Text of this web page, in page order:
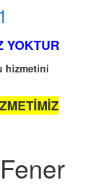
YOKTUR
hizmetini